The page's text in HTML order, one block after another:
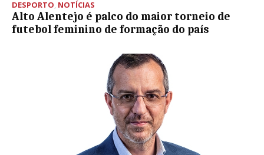
DESPORTO, NOTÍCIAS
Alto Alentejo é palco do maior torneio de
futebol feminino de formação do país